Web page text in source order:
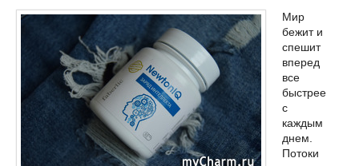
Мир
бежит и
спешит
вперед
все
быстрее
с
каждым
днем.
Потоки